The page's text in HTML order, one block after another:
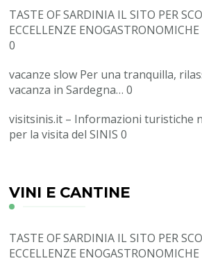
TASTE OF SARDINIA IL SITO PER
ECCELLENZE
0
vacanze slow Per una tranquilla,
vacanza in Sardegna… 0
visitsinis.it – Informazioni turistiche
per la visita del SINIS 0
VINI E CANTINE
TASTE OF SARDINIA IL SITO PER
ECCELLENZE